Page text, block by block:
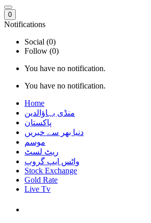
0
Notifications
Social (0)
Follow (0)
You have no notification.
You have no notification.
Home
منڈی بہاؤالدین
پاکستان
دنیا بھر سے خبریں
موسم
ریٹ لسٹ
واٹس ایپ گروپ
Stock Exchange
Gold Rate
Live Tv